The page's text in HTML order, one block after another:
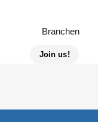
Skip to content
Branchen
Join us!